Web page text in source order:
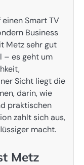
Smart TV
Business
Metz sehr gut
– es geht um
Sicht liegt die
darin, wie
praktischen
zahlt sich aus,
macht.
Metz